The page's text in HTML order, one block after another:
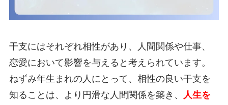
干支にはそれぞれ相性があり、人間関係や仕事、
恋愛において影響を与えると考えられています。
ねずみ年生まれの人にとって、相性の良い干支を
知ることは、より円滑な人間関係を築き、
人生を